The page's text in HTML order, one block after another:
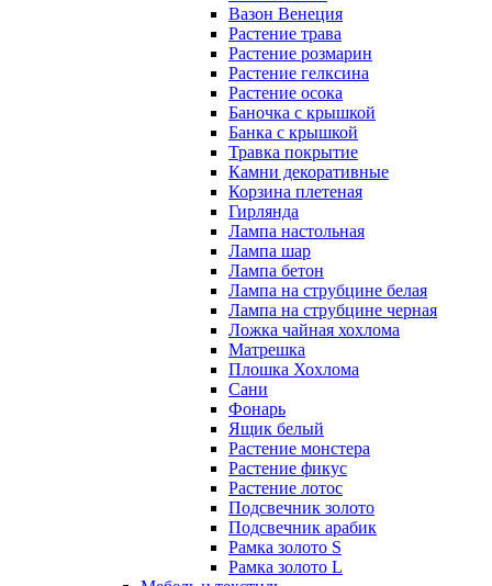
Вазон Венеция
Растение трава
Растение розмарин
Растение гелксина
Растение осока
Баночка с крышкой
Банка с крышкой
Травка покрытие
Камни декоративные
Корзина плетеная
Гирлянда
Лампа настольная
Лампа шар
Лампа бетон
Лампа на струбцине белая
Лампа на струбцине черная
Ложка чайная хохлома
Матрешка
Плошка Хохлома
Сани
Фонарь
Ящик белый
Растение монстера
Растение фикус
Растение лотос
Подсвечник золото
Подсвечник арабик
Рамка золото S
Рамка золото L